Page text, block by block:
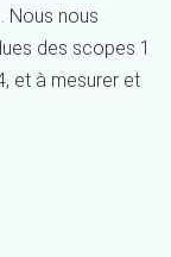
Nous nous
des scopes 1
et à mesurer et